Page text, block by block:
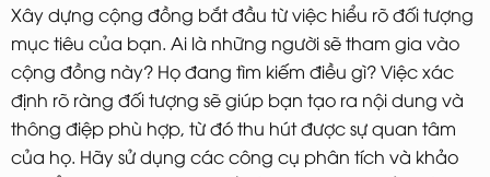
Xây dựng cộng đồng bắt đầu từ việc hiểu rõ đối tượng
mục tiêu của bạn. Ai là những người sẽ tham gia vào
cộng đồng này? Họ đang tìm kiếm điều gì? Việc xác
định rõ ràng đối tượng sẽ giúp bạn tạo ra nội dung và
thông điệp phù hợp, từ đó thu hút được sự quan tâm
của họ. Hãy sử dụng các công cụ phân tích và khảo